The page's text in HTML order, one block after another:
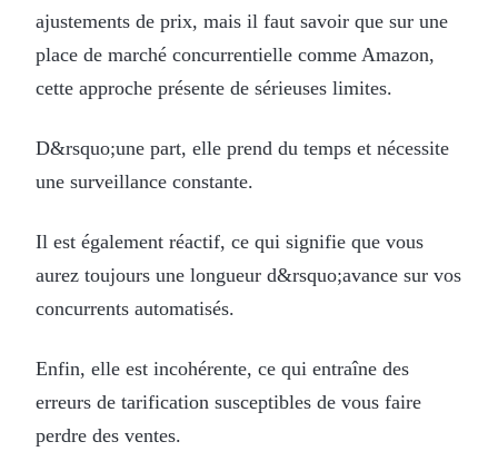
ajustements de prix, mais il faut savoir que sur une
place de marché concurrentielle comme Amazon,
cette approche présente de sérieuses limites.
D&rsquo;une part, elle prend du temps et nécessite
une surveillance constante.
Il est également réactif, ce qui signifie que vous
aurez toujours une longueur d&rsquo;avance sur vos
concurrents automatisés.
Enfin, elle est incohérente, ce qui entraîne des
erreurs de tarification susceptibles de vous faire
perdre des ventes.